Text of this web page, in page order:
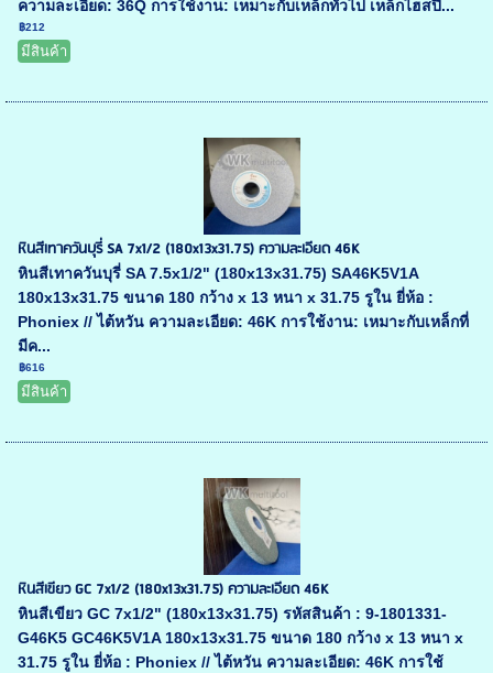
ความละเอียด: 36Q การใช้งาน: เหมาะกับเหล็กทั่วไป เหล็กไฮสปี...
฿212
มีสินค้า
หินสีเทาควันบุรี่ SA 7x1/2 (180x13x31.75) ความละเอียด 46K
หินสีเทาควันบุรี่ SA 7.5x1/2" (180x13x31.75) SA46K5V1A
180x13x31.75 ขนาด 180 กว้าง x 13 หนา x 31.75 รูใน ยี่ห้อ :
Phoniex // ไต้หวัน ความละเอียด: 46K การใช้งาน: เหมาะกับเหล็กที่
มีค...
฿616
มีสินค้า
หินสีเขียว GC 7x1/2 (180x13x31.75) ความละเอียด 46K
หินสีเขียว GC 7x1/2" (180x13x31.75) รหัสสินค้า : 9-1801331-
G46K5 GC46K5V1A 180x13x31.75 ขนาด 180 กว้าง x 13 หนา x
31.75 รูใน ยี่ห้อ : Phoniex // ไต้หวัน ความละเอียด: 46K การใช้